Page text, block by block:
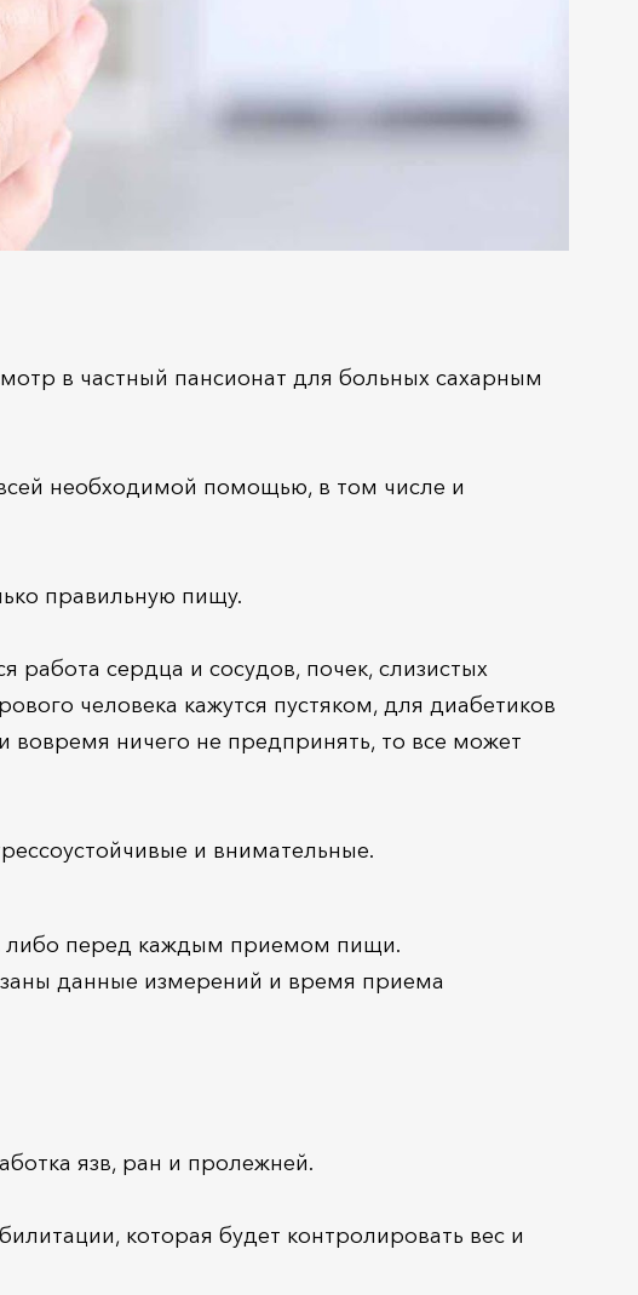
в частный пансионат для больных сахарным
необходимой помощью, в том числе и
правильную пищу.
работа сердца и сосудов, почек, слизистых
человека кажутся пустяком, для диабетиков
вовремя ничего не предпринять, то все может
и внимательные.
либо перед каждым приемом пищи.
данные измерений и время приема
язв, ран и пролежней.
которая будет контролировать вес и